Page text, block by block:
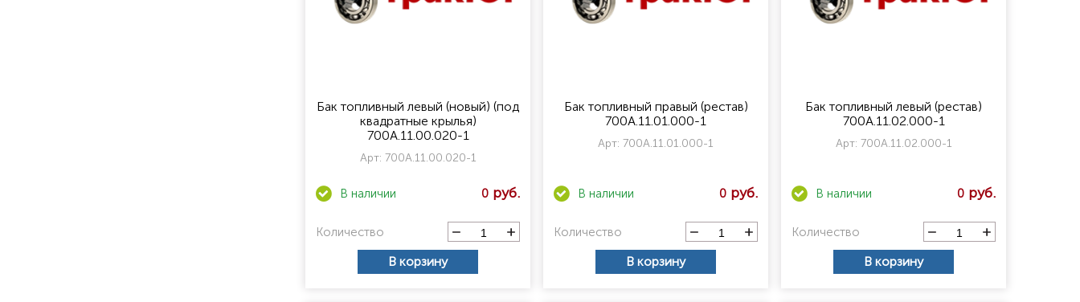
Бак топливный левый (новый) (под
квадратные крылья)
700А.11.00.020-1
Арт: 700А.11.00.020-1
0
Количество
В корзину
Бак топливный правый (рестав)
700А.11.01.000-1
Арт: 700А.11.01.000-1
0
Количество
В корзину
Бак топливный левый (рестав)
700А.11.02.000-1
Арт: 700А.11.02.000-1
0
Количество
В корзину